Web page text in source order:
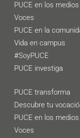
PUCE en los medios
Voces
PUCE en la
Vida en campus
#SoyPUCE
PUCE investiga
PUCE transforma
Descubre tu
PUCE en los medios
Voces